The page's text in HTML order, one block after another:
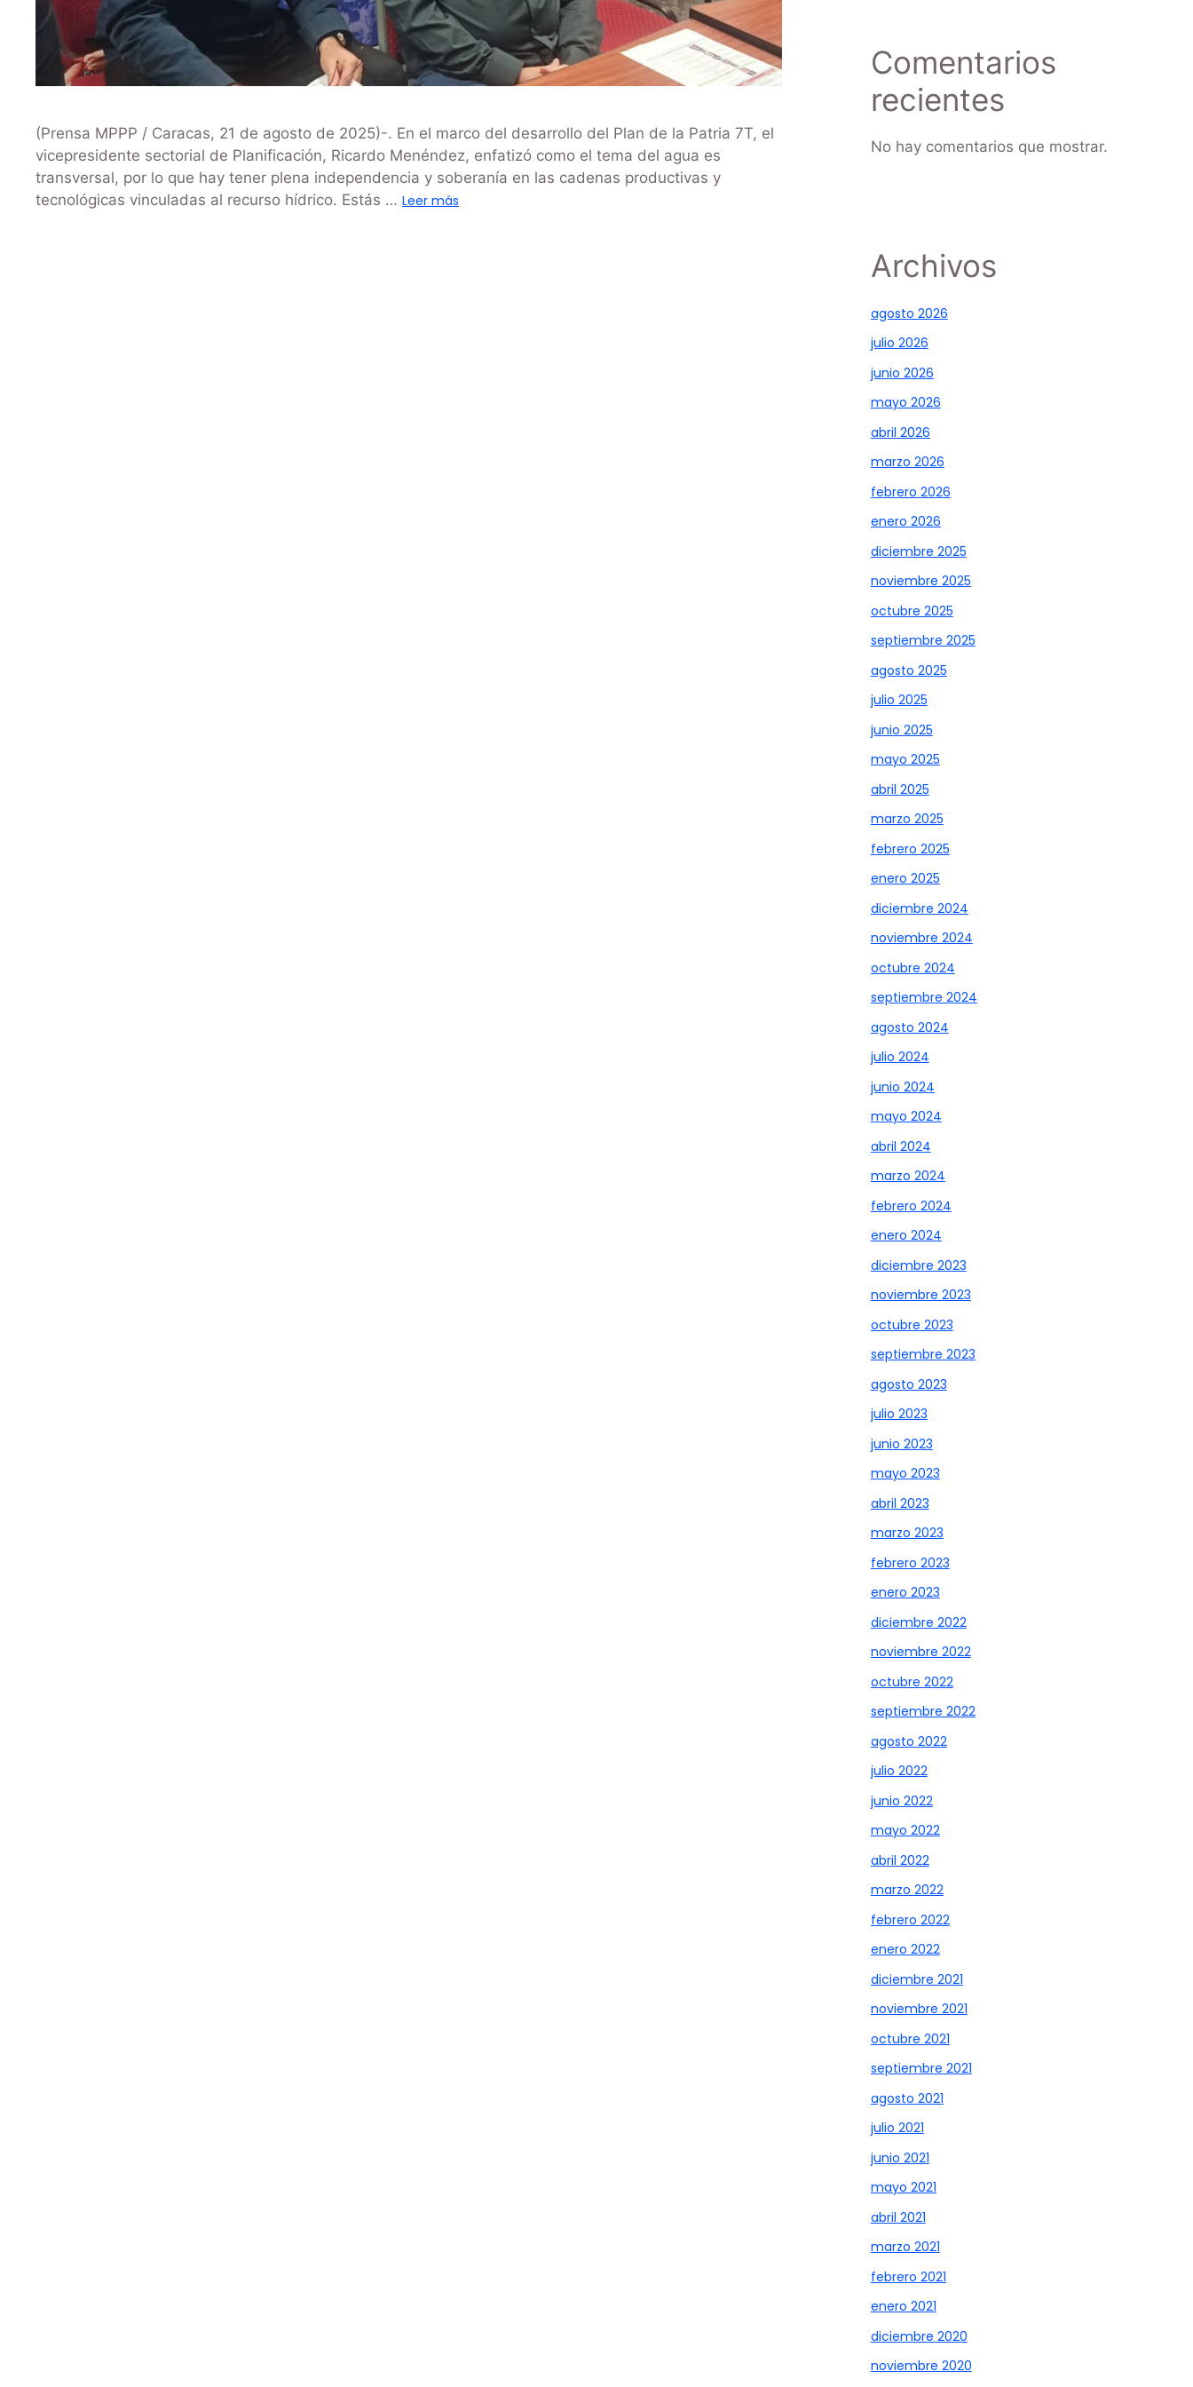
(Prensa MPPP / Caracas, 21 de agosto de 2025)-. En el marco del desarrollo del Plan de la Patria 7T, el
vicepresidente sectorial de Planificación, Ricardo Menéndez, enfatizó como el tema del agua es
transversal, por lo que hay tener plena independencia y soberanía en las cadenas productivas y
tecnológicas vinculadas al recurso hídrico. Estás … Leer más
Comentarios
recientes
No hay comentarios que mostrar.
Archivos
agosto 2026
julio 2026
junio 2026
mayo 2026
abril 2026
marzo 2026
febrero 2026
enero 2026
diciembre 2025
noviembre 2025
octubre 2025
septiembre 2025
agosto 2025
julio 2025
junio 2025
mayo 2025
abril 2025
marzo 2025
febrero 2025
enero 2025
diciembre 2024
noviembre 2024
octubre 2024
septiembre 2024
agosto 2024
julio 2024
junio 2024
mayo 2024
abril 2024
marzo 2024
febrero 2024
enero 2024
diciembre 2023
noviembre 2023
octubre 2023
septiembre 2023
agosto 2023
julio 2023
junio 2023
mayo 2023
abril 2023
marzo 2023
febrero 2023
enero 2023
diciembre 2022
noviembre 2022
octubre 2022
septiembre 2022
agosto 2022
julio 2022
junio 2022
mayo 2022
abril 2022
marzo 2022
febrero 2022
enero 2022
diciembre 2021
noviembre 2021
octubre 2021
septiembre 2021
agosto 2021
julio 2021
junio 2021
mayo 2021
abril 2021
marzo 2021
febrero 2021
enero 2021
diciembre 2020
noviembre 2020